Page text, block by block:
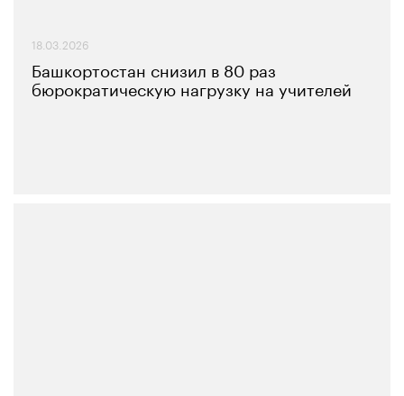
18.03.2026
Башкортостан снизил в 80 раз
бюрократическую нагрузку на учителей